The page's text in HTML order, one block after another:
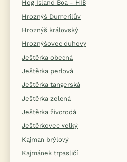
Hog Island Boa - HIB
Hroznýš Dumerilův
Hroznýš královský
Hroznýšovec duhový
Ještěrka obecná
Ještěrka perlová
Ještěrka tangerská
Ještěrka zelená
Ještěrka živorodá
Ještěrkovec velký
Kajman brýlový
Kajmánek trpasličí